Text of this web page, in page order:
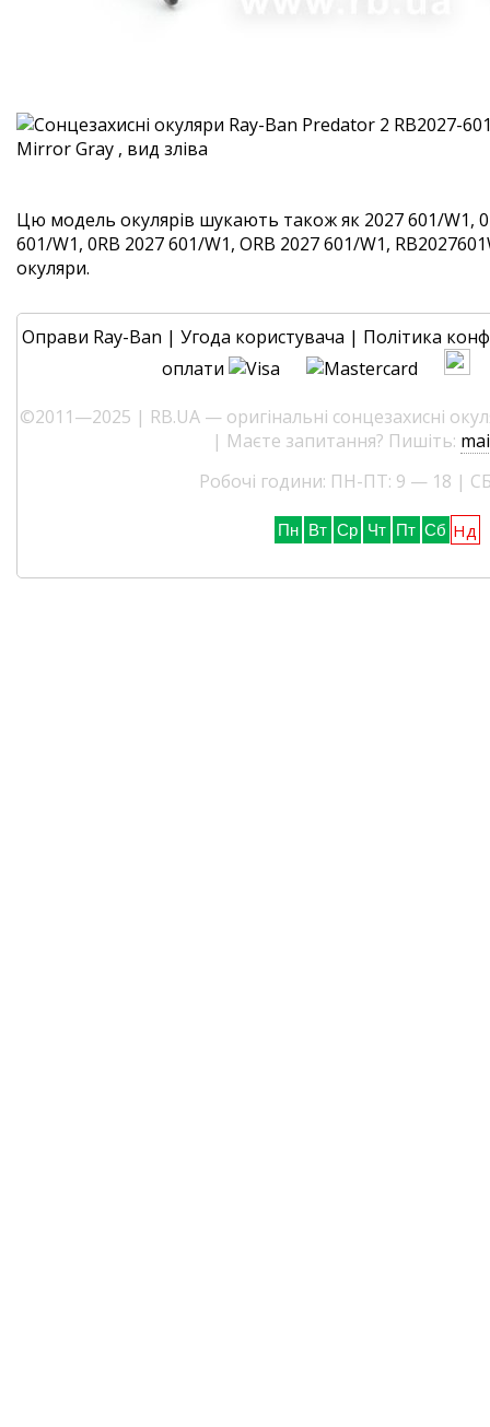
Цю модель окулярів шукають також як 2027 601/W1,
601/W1, 0RB 2027 601/W1, ORB 2027 601/W1,
окуляри.
Оправи Ray-Ban | Угода користувача | Політика
оплати
©2011—2025 | RB.UA — оригінальні сонцезахисні
| Маєте запитання? Пишіть:
Робочі години: ПН-ПТ: 9 — 18 |
Пн Вт Ср Чт Пт Сб Нд